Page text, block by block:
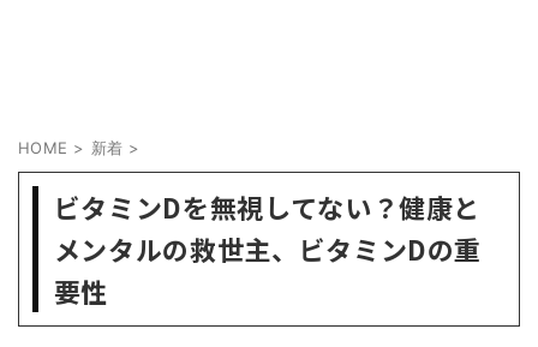
HOME > 新着 >
ビタミンDを無視してない？健康と
メンタルの救世主、ビタミンDの重
要性